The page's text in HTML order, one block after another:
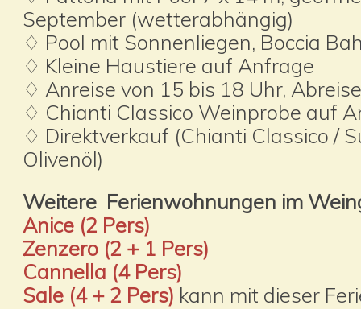
September (wetterabhängig)
♢ Pool mit Sonnenliegen, Boccia
♢ Kleine Haustiere auf Anfrage
♢ Anreise von 15 bis 18 Uhr,
♢ Chianti Classico Weinprobe auf
♢ Direktverkauf (Chianti Classico /
Olivenöl)
Weitere Ferienwohnungen im
Anice (2 Pers)
Zenzero (2 + 1 Pers)
Cannella (4 Pers)
Sale (4 + 2 Pers) kann mit dieser